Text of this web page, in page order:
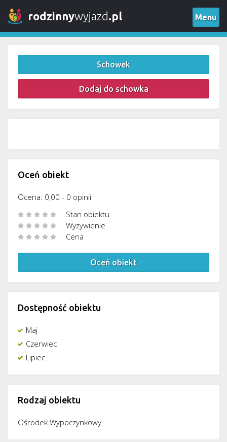
rodzinnywyjazd.pl Menu
Schowek
Dodaj do schowka
Oceń obiekt
Ocena: 0,00 - 0 opinii
Stan obiektu
Wyżywienie
Cena
Oceń obiekt
Dostępność obiektu
Maj
Czerwiec
Lipiec
Rodzaj obiektu
Ośrodek Wypoczynkowy